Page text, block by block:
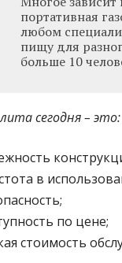
портативная
любом
пищу для
больше 10
сегодня – это:
в
по цене;
стоимость